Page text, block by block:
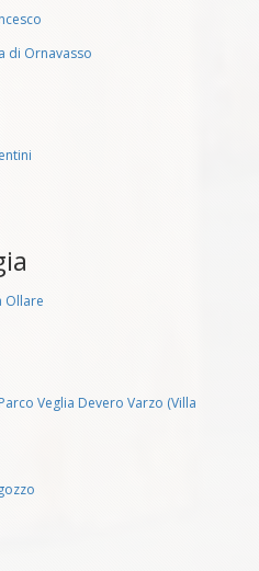
di Ornavasso
Ollare
Veglia Devero Varzo (Villa